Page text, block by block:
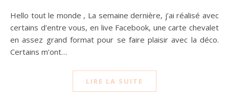
Hello tout le monde , La semaine dernière, j’ai réalisé avec
certains d’entre vous, en live Facebook, une carte chevalet
en assez grand format pour se faire plaisir avec la déco.
Certains m’ont…
LIRE LA SUITE